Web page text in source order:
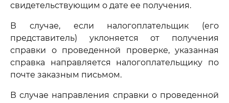
свидетельствующим о дате ее получения.
В случае, если налогоплательщик (его
представитель) уклоняется от получения
справки о проведенной проверке, указанная
справка направляется налогоплательщику по
почте заказным письмом.
В случае направления справки о проведенной